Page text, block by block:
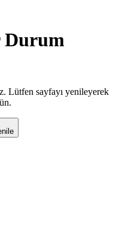
Durum
Lütfen sayfayı yenileyerek